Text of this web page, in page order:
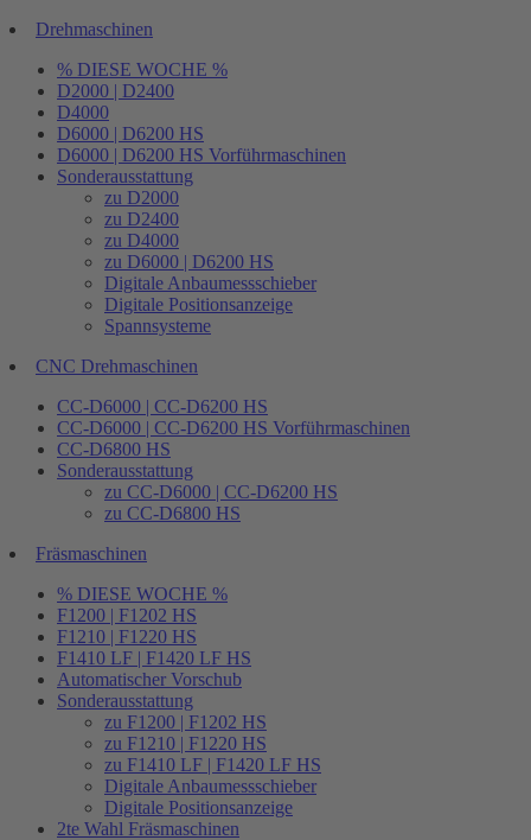
Drehmaschinen
% DIESE WOCHE %
D2000 | D2400
D4000
D6000 | D6200 HS
D6000 | D6200 HS Vorführmaschinen
Sonderausstattung
zu D2000
zu D2400
zu D4000
zu D6000 | D6200 HS
Digitale Anbaumessschieber
Digitale Positionsanzeige
Spannsysteme
CNC Drehmaschinen
CC-D6000 | CC-D6200 HS
CC-D6000 | CC-D6200 HS Vorführmaschinen
CC-D6800 HS
Sonderausstattung
zu CC-D6000 | CC-D6200 HS
zu CC-D6800 HS
Fräsmaschinen
% DIESE WOCHE %
F1200 | F1202 HS
F1210 | F1220 HS
F1410 LF | F1420 LF HS
Automatischer Vorschub
Sonderausstattung
zu F1200 | F1202 HS
zu F1210 | F1220 HS
zu F1410 LF | F1420 LF HS
Digitale Anbaumessschieber
Digitale Positionsanzeige
2te Wahl Fräsmaschinen